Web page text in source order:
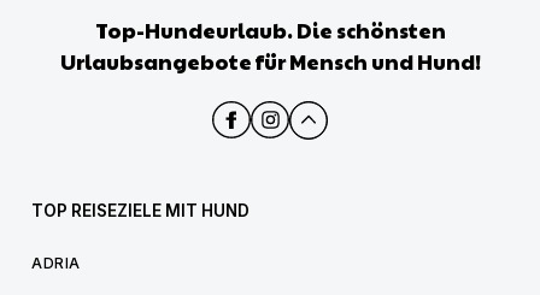
Top-Hundeurlaub. Die schönsten
Urlaubsangebote für Mensch und Hund!
TOP REISEZIELE MIT HUND
ADRIA